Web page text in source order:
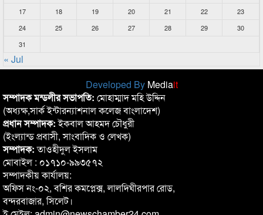
17
18 19 20 21 22
23
24
25 26 27 28 29
30
31
« Jul
Developed By Mediait
সম্পাদক মন্ডলীর সভাপতি: মোহাম্মাদ মহি উদ্দিন
(অধ্যক্ষ,সার্ক ইন্টারন্যাশনাল কলেজ বাংলাদেশ)
প্রধান সম্পাদক:ইকবাল আহমদ চৌধুরী
(ইংল্যান্ড প্রবাসী, সাংবাদিক ও লেখক)
সম্পাদক:তাওহীদুল ইসলাম
মোবাইল : ০১৭১০-৯৯৩৫৭২
সম্পাদকীয় কার্যালয়:
অফিস নং-০২, বশির কমপ্লেক্স, লালদিঘীরপার রোড,
বন্দরবাজার, সিলেট।